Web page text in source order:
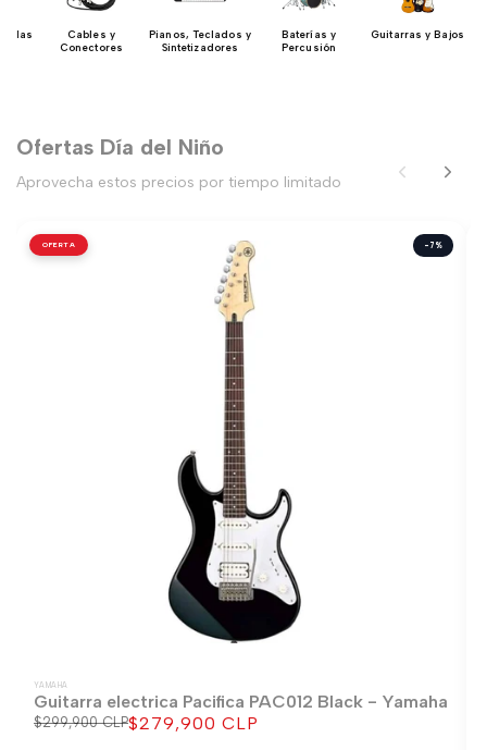
Cables y
Conectores
Pianos, Teclados y
Sintetizadores
Baterías y
Percusión
Guitarras y Bajos
Ofertas Día del Niño
Aprovecha estos precios por tiempo limitado
OFERTA -7%
YAMAHA
Guitarra electrica Pacifica PAC012 Black - Yamaha
Precio
$299,900 CLPPrecio
$279,900 CLP